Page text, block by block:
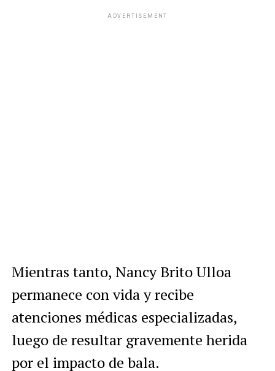
ADVERTISEMENT
Mientras tanto, Nancy Brito Ulloa
permanece con vida y recibe
atenciones médicas especializadas,
luego de resultar gravemente herida
por el impacto de bala.